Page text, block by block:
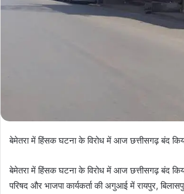
बेमेतरा में हिंसक घटना के विरोध में आज छत्तीसगढ़ बंद
बेमेतरा में हिंसक घटना के विरोध में आज छत्तीसगढ़ बंद
परिषद और भाजपा कार्यकर्ता की अगुआई में रायपुर,